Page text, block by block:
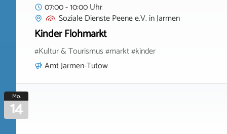
07:00 - 10:00 Uhr
Soziale Dienste Peene e.V. inJarmen
Kinder Flohmarkt
#Kultur & Tourismus #markt #kinder
Amt Jarmen-Tutow
Mo.
14